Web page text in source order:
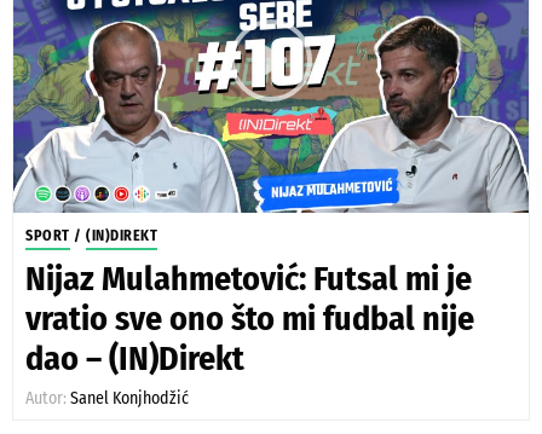
SPORT / (IN)DIREKT
Nijaz Mulahmetović: Futsal mi je
vratio sve ono što mi fudbal nije
dao – (IN)Direkt
Autor: Sanel Konjhodžić